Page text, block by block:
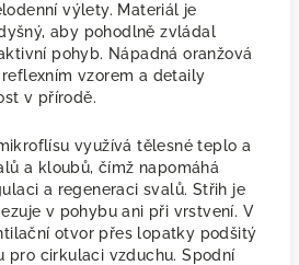
výlety. Materiál je
aby pohodlně zvládal
pohyb. Nápadná oranžová
vzorem a detaily
v přírodě.
využívá tělesné teplo a
a kloubů, čímž napomáhá
a regeneraci svalů. Střih je
v pohybu ani při vrstvení. V
otvor přes lopatky podšitý
pro cirkulaci vzduchu. Spodní